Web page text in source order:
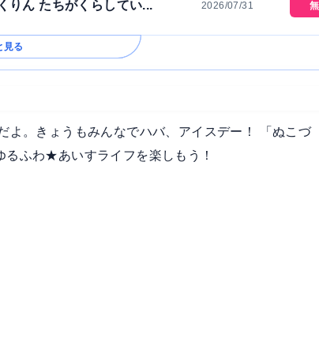
りん たちがくらしてい... 2026/07/31
見る
よ。きょうもみんなでハバ、アイスデー！ 「ぬこづ
ふわ★あいすライフを楽しもう！